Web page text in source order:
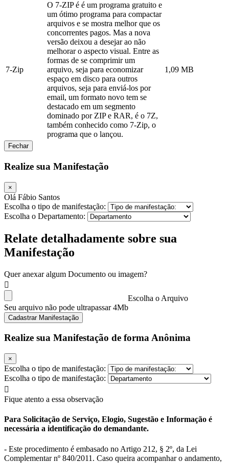
7-Zip
O 7-ZIP é é um programa gratuito e
um ótimo programa para compactar
arquivos e se mostra melhor que os
concorrentes pagos. Mas a nova
versão deixou a desejar ao não
melhorar o aspecto visual. Entre as
formas de se comprimir um
arquivo, seja para economizar
espaço em disco para outros
arquivos, seja para enviá-los por
email, um formato novo tem se
destacado em um segmento
dominado por ZIP e RAR, é o 7Z,
também conhecido como 7-Zip, o
programa que o lançou.
1,09 MB
Fechar
Realize sua Manifestação
×
Olá Fábio Santos
Escolha o tipo de manifestação:
Escolha o Departamento:
Relate detalhadamente sobre sua
Manifestação
Quer anexar algum Documento ou imagem?
Escolha o Arquivo
Seu arquivo não pode ultrapassar 4Mb
Cadastrar Manifestação
Realize sua Manifestação de forma Anônima
×
Escolha o tipo de manifestação:
Escolha o tipo de manifestação:
Fique atento a essa observação
Para Solicitação de Serviço, Elogio, Sugestão e Informação é
necessária a identificação do demandante.
- Este procedimento é embasado no Artigo 212, § 2º, da Lei
Complementar nº 840/2011. Caso queira acompanhar o andamento,